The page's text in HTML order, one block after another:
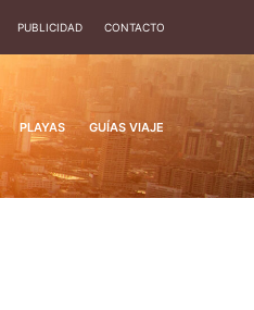
PUBLICIDAD CONTACTO
PLAYAS GUÍAS VIAJE